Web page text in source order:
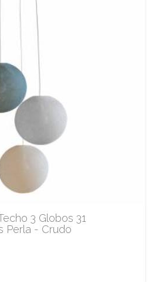
3 Globos 31
Perla - Crudo